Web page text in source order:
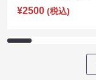
¥2500 (税込)